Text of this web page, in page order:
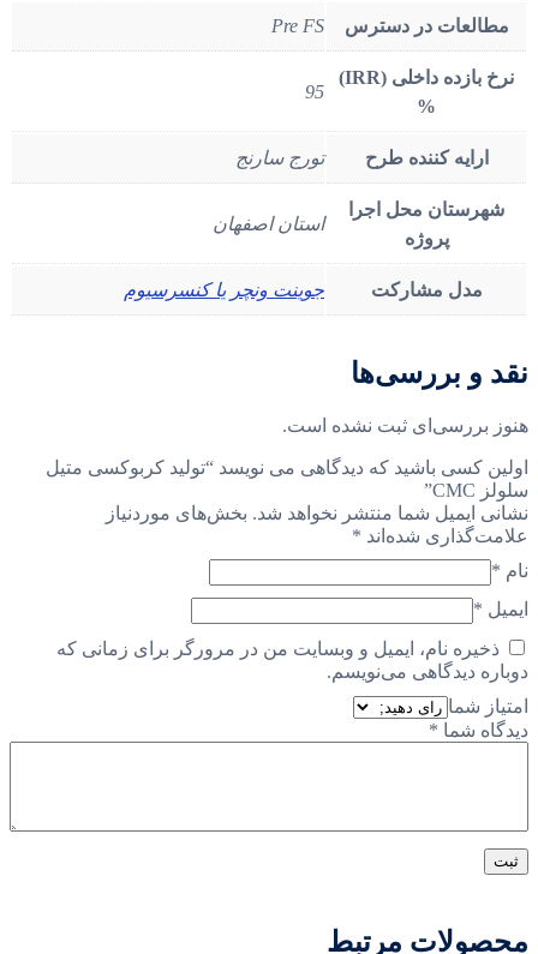
مطالعات در دسترس Pre FS
نرخ بازده داخلی (IRR)
%
95
ارایه کننده طرح تورج سارنج
شهرستان محل اجرا
پروژه
استان اصفهان
مدل مشارکت جوینت ونچر یا کنسرسیوم
نقد و بررسی‌ها
هنوز بررسی‌ای ثبت نشده است.
اولین کسی باشید که دیدگاهی می نویسد “تولید کربوکسی متیل
سلولز CMC”
نشانی ایمیل شما منتشر نخواهد شد. بخش‌های موردنیاز
علامت‌گذاری شده‌اند *
نام *
ایمیل *
ذخیره نام، ایمیل و وبسایت من در مرورگر برای زمانی که
دوباره دیدگاهی می‌نویسم.
امتیاز شما
دیدگاه شما *
محصولات مرتبط